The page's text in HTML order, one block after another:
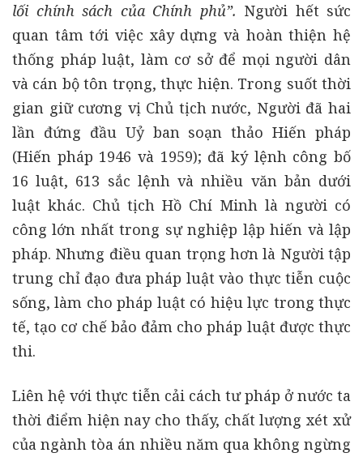
lối chính sách của Chính phủ”. Người hết sức
quan tâm tới việc xây dựng và hoàn thiện hệ
thống pháp luật, làm cơ sở để mọi người dân
và cán bộ tôn trọng, thực hiện. Trong suốt thời
gian giữ cương vị Chủ tịch nước, Người đã hai
lần đứng đầu Uỷ ban soạn thảo Hiến pháp
(Hiến pháp 1946 và 1959); đã ký lệnh công bố
16 luật, 613 sắc lệnh và nhiều văn bản dưới
luật khác. Chủ tịch Hồ Chí Minh là người có
công lớn nhất trong sự nghiệp lập hiến và lập
pháp. Nhưng điều quan trọng hơn là Người tập
trung chỉ đạo đưa pháp luật vào thực tiễn cuộc
sống, làm cho pháp luật có hiệu lực trong thực
tế, tạo cơ chế bảo đảm cho pháp luật được thực
thi.
Liên hệ với thực tiễn cải cách tư pháp ở nước ta
thời điểm hiện nay cho thấy, chất lượng xét xử
của ngành tòa án nhiều năm qua không ngừng